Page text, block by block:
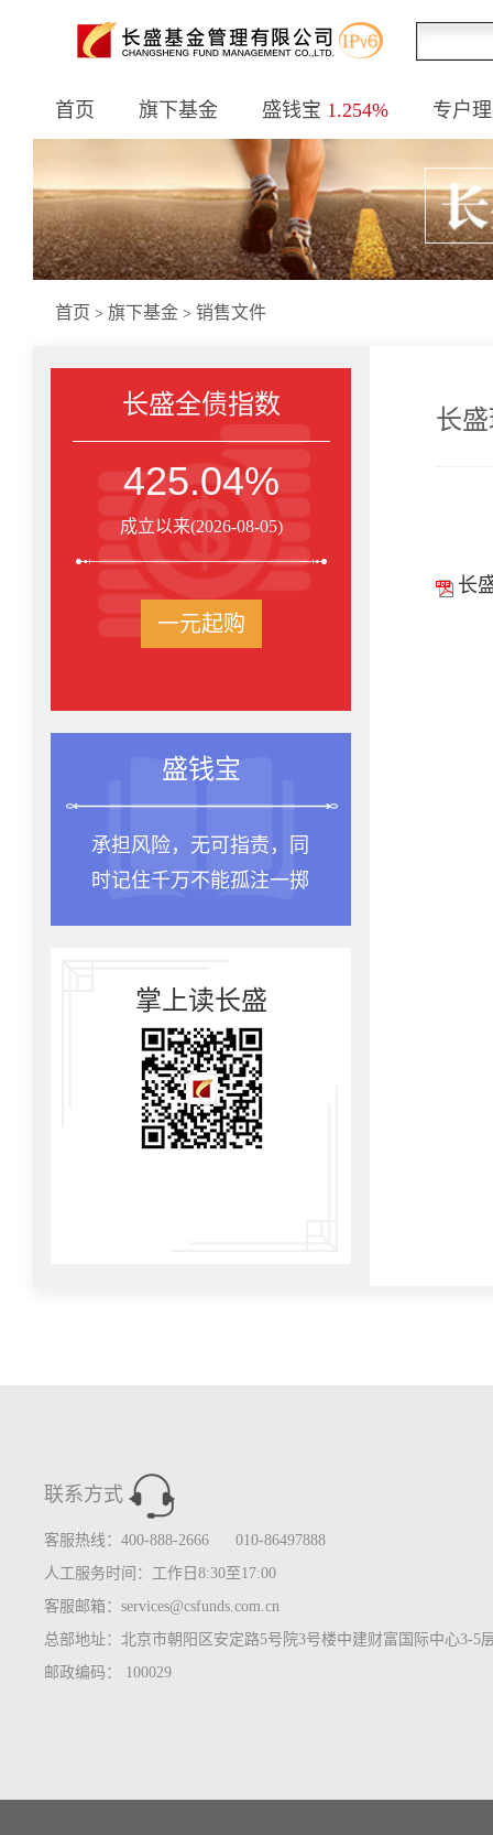
首页 旗下基金 盛钱宝 1.254% 专户
首页 > 旗下基金 > 销售文件
长盛全债指数
425.04%
成立以来(2026-08-05)
一元起购
盛钱宝
承担风险，无可指责，同
时记住千万不能孤注一掷
掌上读长盛
长
长
联系方式
客服热线：400-888-2666 010-86497888
人工服务时间：工作日8:30至17:00
客服邮箱：services@csfunds.com.cn
总部地址：北京市朝阳区安定路5号院3号楼中建财富国际中心3-5
邮政编码： 100029